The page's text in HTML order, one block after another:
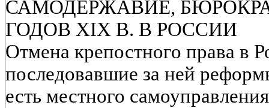
САМОДЕРЖАВИЕ,
ГОДОВ XIX В. В РОССИИ
Отмена крепостного права в
последовавшие за ней
есть местного